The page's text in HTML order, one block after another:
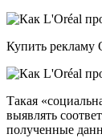
Купить рекламу
Такая
выявлять
полученные